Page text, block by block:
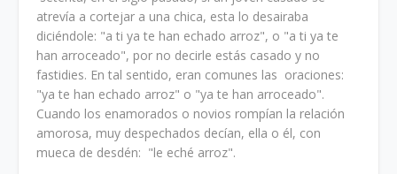
atrevía a cortejar a una chica, esta lo desairaba
diciéndole: "a ti ya te han echado arroz", o "a ti ya te
han arroceado", por no decirle estás casado y no
fastidies. En tal sentido, eran comunes las oraciones:
"ya te han echado arroz" o "ya te han arroceado".
Cuando los enamorados o novios rompían la relación
amorosa, muy despechados decían, ella o él, con
mueca de desdén: "le eché arroz".